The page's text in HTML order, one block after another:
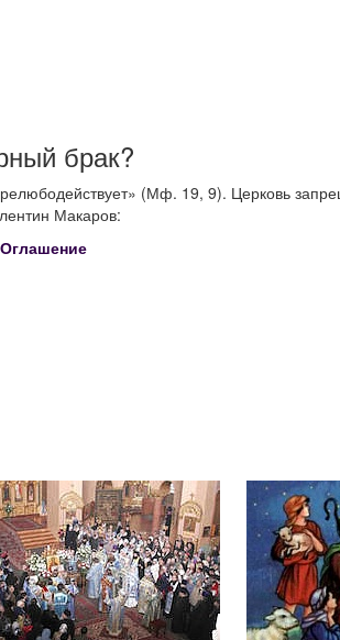
брак?
(Мф. 19, 9). Церковь
Макаров: